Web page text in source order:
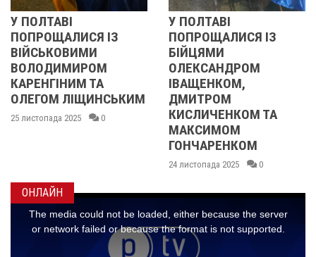
У ПОЛТАВІ
ПОПРОЩАЛИСЯ ІЗ
БІЙЦЯМИ
ОЛЕКСАНДРОМ
ІВАЩЕНКОМ,
ДМИТРОМ
КИСЛИЧЕНКОМ ТА
РЕВОЛЮЦІЯ
2013 ОЧИМА
УЧАСНИЦІ
21 листопада 2025
ОНЛАЙН